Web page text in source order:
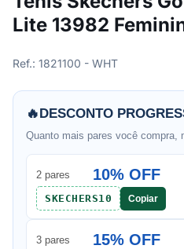
Lite 13982
Ref.: 1821100 - WHT
🔥DESCONTO
Quanto mais pares você compra,
2 pares 10% OFF
SKECHERS10 Copiar
3 pares 15% OFF